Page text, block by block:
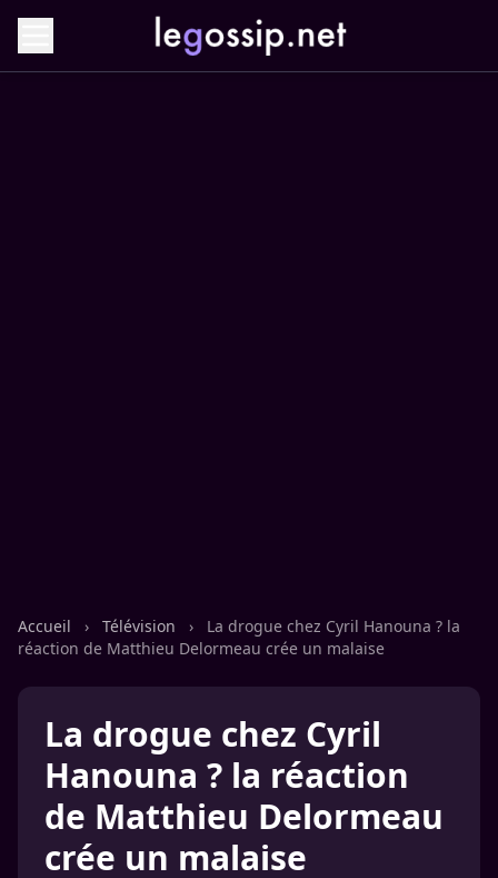
Accueil › Télévision ›
La drogue chez Cyril Hanouna ? la
réaction de Matthieu Delormeau crée un malaise
La drogue chez Cyril
Hanouna ? la réaction
de Matthieu Delormeau
crée un malaise